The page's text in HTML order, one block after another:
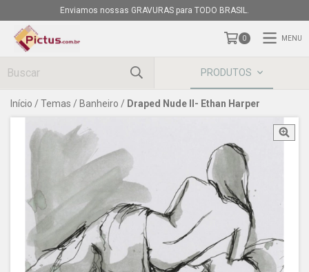
Enviamos nossas GRAVURAS para TODO BRASIL.
0 MENU
PRODUTOS
Início / Temas / Banheiro / Draped Nude II- Ethan Harper